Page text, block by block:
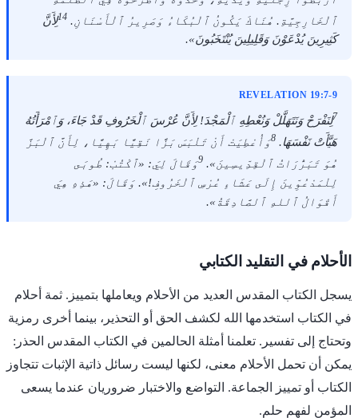
ٱلْخَارِجِيَّةِ. هُنَاكَ يَكُونُ ٱلْبُكَاءُ وَصَرِيرُ ٱلْأَسْنَانِ. 14لِأَنَّ
كَثِيرِينَ يُدْعَوْنَ وَقَلِيلِينَ يُنْتَخَبُونَ».
REVELATION 19:7-9
7لِنَفْرَحْ وَنَتَهَلَّلْ وَنُعْطِهِ ٱلْمَجْدَ! لِأَنَّ عُرْسَ ٱلْخَرُوفِ قَدْ جَاءَ، وَٱمْرَأَتُهُ
هَيَّأَتْ نَفْسَهَا. 8وَأُعْطِيَتْ أَنْ تَلْبَسَ بَزًّا نَقِيًّا بَهِيًّا، لِأَنَّ ٱلْبَزَّ
هُوَ تَبَرُّرَاتُ ٱلْقِدِّيسِينَ». 9وَقَالَ لِيَ: «ٱكْتُبْ: طُوبَى
لِلْمَدْعُوِّينَ إِلَى عَشَاءِ عُرْسِ ٱلْخَرُوفِ!». وَقَالَ: «هَذِهِ هِيَ
أَقْوَالُ ٱللهِ ٱلصَّادِقَةُ».
الأحلام في التقليد الكتابي
يسجل الكتاب المقدس العديد من الأحلام ويعاملها بتمييز. ثمة أحلام
في الكتاب استخدمها الله لكشف الحق أو التحذير، بينما أخرى رمزية
وتحتاج إلى تفسير. تعلمنا أمثلة الحالمين في الكتاب المقدس الحذر:
يمكن أن تحمل الأحلام معنى، لكنها ليست رسائل ذاتية الإثبات تتجاوز
الكتاب أو تمييز الجماعة. التواضع والاختبار ضروريان عندما يسعى
المؤمن لفهم حلم.